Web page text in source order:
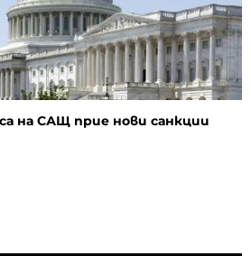
на САЩ прие нови санкции